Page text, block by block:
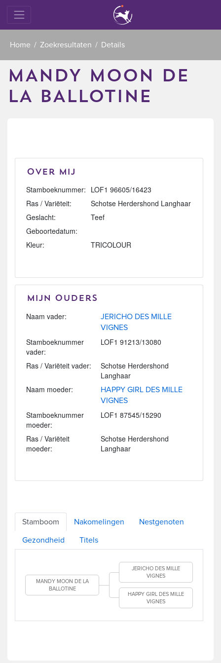
Home Zoekresultaten Details
MANDY MOON DE
LA BALLOTINE
Over mij
Stamboeknummer: LOF1 96605/16423
Ras / Variëteit:
Schotse Herdershond Langhaar
Geslacht:
Teef
Geboortedatum:
Kleur:
TRICOLOUR
Mijn Ouders
Naam vader:
JERICHO DES MILLE
VIGNES
Stamboeknummer
vader:
LOF1 91213/13080
Ras / Variëteit vader:
Schotse Herdershond
Langhaar
Naam moeder:
HAPPY GIRL DES MILLE
VIGNES
Stamboeknummer
moeder:
LOF1 87545/15290
Ras / Variëteit
moeder:
Schotse Herdershond
Langhaar
Stamboom Nakomelingen Nestgenoten
Gezondheid Titels
MANDY MOON DE LA
BALLOTINE
JERICHO DES MILLE
VIGNES
HAPPY GIRL DES MILLE
VIGNES